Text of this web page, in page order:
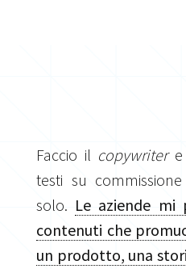
Faccio il copywritere
testi su
solo. Le aziende mi
contenuti che
un prodotto, una